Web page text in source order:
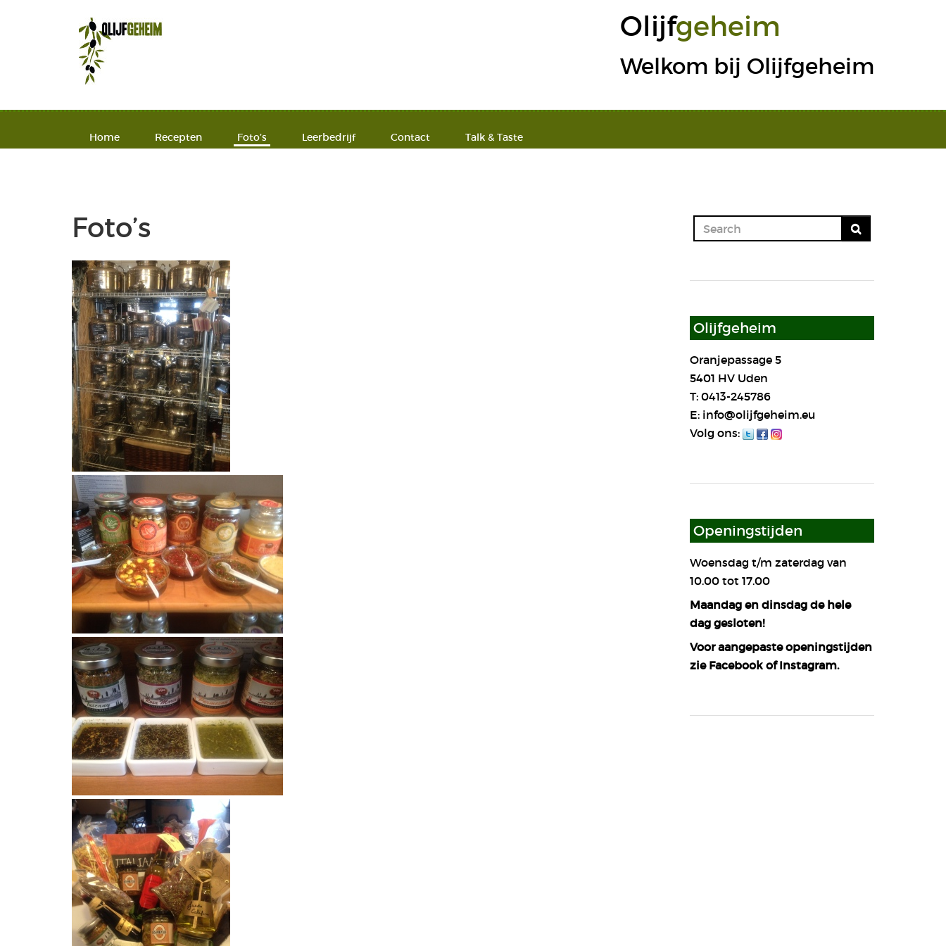
Olijfgeheim
Welkom bij Olijfgeheim
Home Recepten Foto’s Leerbedrijf Contact Talk & Taste
Foto’s
Olijfgeheim
Oranjepassage 5
5401 HV Uden
T: 0413-245786
E: info@olijfgeheim.eu
Volg ons:
Openingstijden
Woensdag t/m zaterdag van
10.00 tot 17.00
Maandag en dinsdag de hele
dag gesloten!
Voor aangepaste openingstijden
zie FacebookofInstagram.